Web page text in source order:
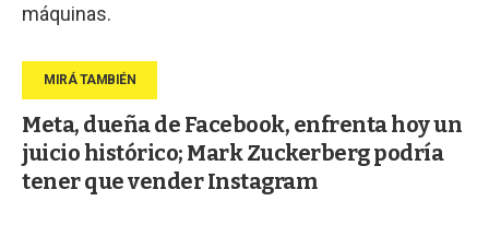
máquinas.
Meta, dueña de Facebook, enfrenta hoy un
juicio histórico; Mark Zuckerberg podría
tener que vender Instagram